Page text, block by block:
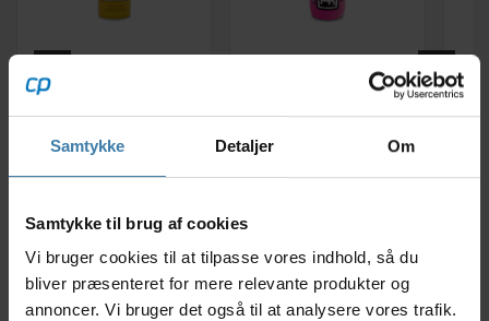
Samtykke Detaljer Om
Samtykke til brug af cookies
Vi bruger cookies til at tilpasse vores indhold, så du
bliver præsenteret for mere relevante produkter og
annoncer. Vi bruger det også til at analysere vores trafik.
Clean Degreaser -
99,00
10 på lager
Bike Cleaner -